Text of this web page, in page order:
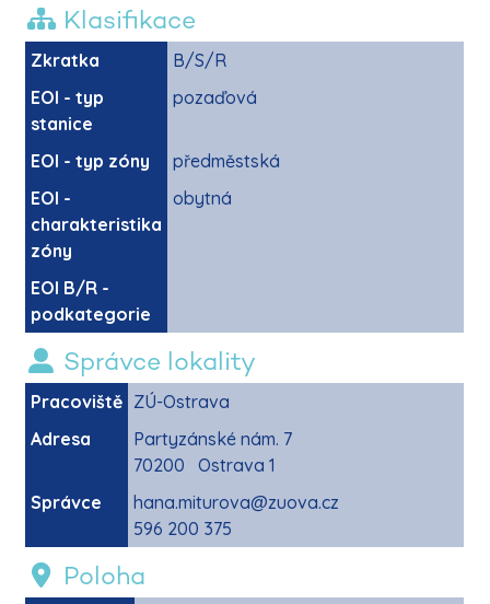
Klasifikace
Zkratka
B/S/R
EOI - typ
stanice
pozaďová
EOI - typ zóny
předměstská
EOI -
charakteristika
zóny
obytná
EOI B/R -
podkategorie
Správce lokality
Pracoviště ZÚ-Ostrava
Adresa
Partyzánské nám. 7
70200 Ostrava 1
Správce
hana.miturova@zuova.cz
596 200 375
Poloha